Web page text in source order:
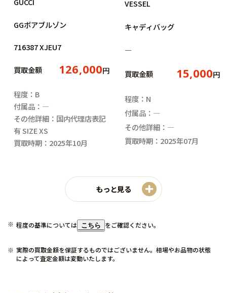
GGボアブルゾン
716387 XJEU7
買取金額 126,000円
程度：B
付属品：―
その他詳細：国内代理店表記
有 SIZE XS
買取時期：2025年10月
VESSEL
キャディバッグ
―
買取金額 15,000円
程度：N
付属品：―
その他詳細：―
買取時期：2025年07月
もっと見る
程度の基準については こちら をご確認ください。
実際の買取金額を保証するものではございません。相場やお品物の状態
によって査定金額は変動いたします。